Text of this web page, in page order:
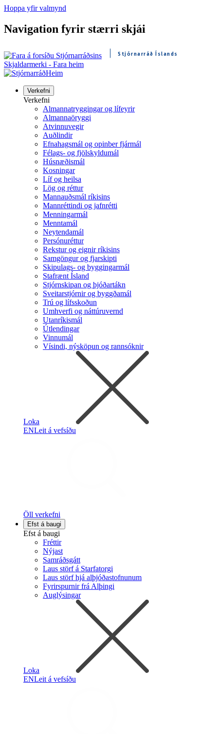
Hoppa yfir valmynd
Navigation fyrir stærri skjái
Stjórnarráð Íslands
Skjaldarmerki - Fara heim
Heim
Verkefni
Verkefni
Almannatryggingar og lífeyrir
Almannaöryggi
Atvinnuvegir
Auðlindir
Efnahagsmál og opinber fjármál
Félags- og fjölskyldumál
Húsnæðismál
Kosningar
Líf og heilsa
Lög og réttur
Mannauðsmál ríkisins
Mannréttindi og jafnrétti
Menningarmál
Menntamál
Neytendamál
Persónuréttur
Rekstur og eignir ríkisins
Samgöngur og fjarskipti
Skipulags- og byggingarmál
Stafrænt Ísland
Stjórnskipan og þjóðartákn
Sveitarstjórnir og byggðamál
Trú og lífsskoðun
Umhverfi og náttúruvernd
Utanríkismál
Útlendingar
Vinnumál
Vísindi, nýsköpun og rannsóknir
Loka
ENLeit á vefsíðu
Öll verkefni
Efst á baugi
Efst á baugi
Fréttir
Nýjast
Samráðsgátt
Laus störf á Starfatorgi
Laus störf hjá alþjóðastofnunum
Fyrirspurnir frá Alþingi
Auglýsingar
Loka
ENLeit á vefsíðu